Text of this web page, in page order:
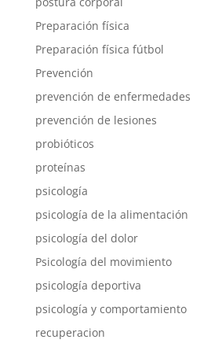
Preparación física
Preparación física fútbol
Prevención
prevención de enfermedades
prevención de lesiones
probióticos
proteínas
psicología
psicología de la alimentación
psicología del dolor
Psicología del movimiento
psicología deportiva
psicología y comportamiento
recuperacion